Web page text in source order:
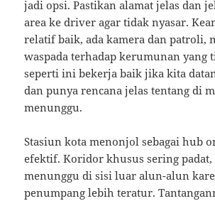
jadi opsi. Pastikan alamat jelas dan
area ke driver agar tidak nyasar.
relatif baik, ada kamera dan patroli,
waspada terhadap kerumunan yang
seperti ini bekerja baik jika kita
dan punya rencana jelas tentang di
menunggu.
Stasiun kota menonjol sebagai hub
efektif. Koridor khusus sering
menunggu di sisi luar alun-alun
penumpang lebih teratur.